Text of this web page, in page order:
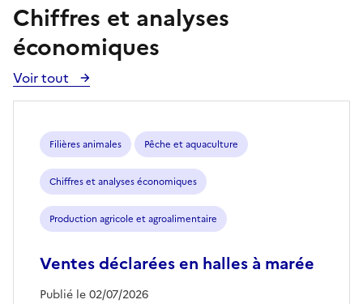
Chiffres et analyses
économiques
Voir tout
Voir
toutes
publications
Filières animales Pêche et aquaculture
Chiffres et analyses économiques
Production agricole et agroalimentaire
Ventes déclarées en halles à marée
Publié le 02/07/2026